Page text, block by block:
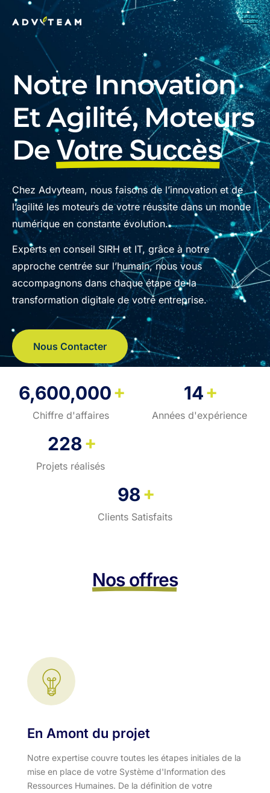
Notre Innovation
Et Agilité, Moteurs
De Votre Succès
Chez Advyteam, nous faisons de l’innovation et de
l’agilité les moteurs de votre réussite dans un monde
numérique en constante évolution.
Experts en conseil SIRH et IT, grâce à notre
approche centrée sur l’humain, nous vous
accompagnons dans chaque étape de la
transformation digitale de votre entreprise.
Nous Contacter
6,600,000+
Chiffre d'affaires
14+
Années d'expérience
228+
Projets réalisés
98+
Clients Satisfaits
Nos offres
En Amont du projet
Notre expertise couvre toutes les étapes initiales de la
mise en place de votre Système d'Information des
Ressources Humaines. De la définition de votre